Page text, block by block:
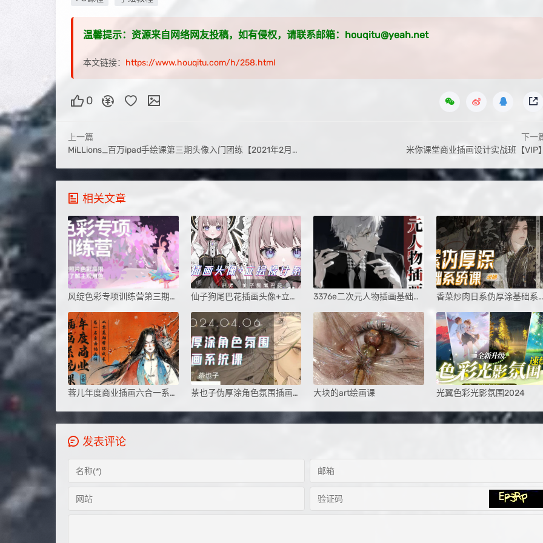
温馨提示：资源来自网络网友投稿，如有侵权，请联系邮箱：houqitu@yeah.net
本文链接： https://www.houqitu.com/h/258.html
0
上一篇
MiLLions_百万ipad手绘课第三期头像入门团练【2021年2月4日结课】
下一
米你课堂商业插画设计实战班【VIP
相关文章
风绽色彩专项训练营第三期2024 仙子狗尾巴花插画头像+立绘设计系统课第1期 3376e二次元人物插画基础班课程 香菜炒肉日系伪厚涂基础系统课第3期
蓉儿年度商业插画六合一系统课 茶也子伪厚涂角色氛围插画系统课第2期2024 大块的art绘画课 光翼色彩光影氛围2024
发表评论